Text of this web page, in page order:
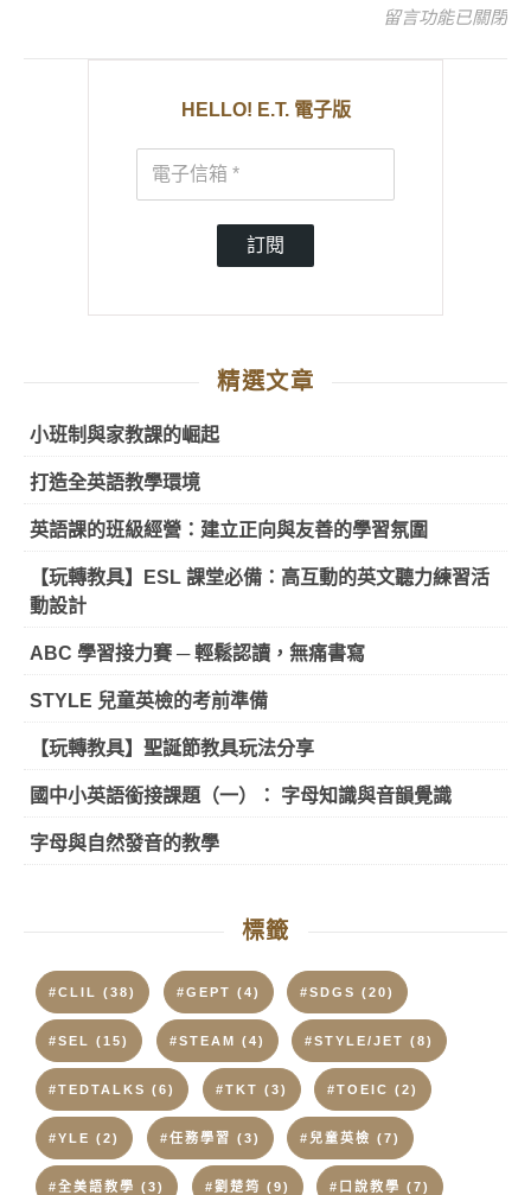
在〈Rise and
留言功能已關閉
HELLO! E.T. 電子版
訂閱
精選文章
小班制與家教課的崛起
打造全英語教學環境
英語課的班級經營：建立正向與友善的學習氛圍
【玩轉教具】ESL 課堂必備：高互動的英文聽力練習活
動設計
ABC 學習接力賽 ─ 輕鬆認讀，無痛書寫
STYLE 兒童英檢的考前準備
【玩轉教具】聖誕節教具玩法分享
國中小英語銜接課題（一）： 字母知識與音韻覺識
字母與自然發音的教學
標籤
#CLIL (38) #GEPT (4) #SDGS (20)
#SEL (15) #STEAM (4) #STYLE/JET (8)
#TEDTALKS (6) #TKT (3) #TOEIC (2)
#YLE (2) #任務學習 (3) #兒童英檢 (7)
#全美語教學 (3) #劉楚筠 (9) #口說教學 (7)